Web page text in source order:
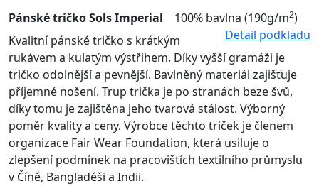
Pánské tričko Sols Imperial 100% bavlna (190g/m2)
Detail podkladu
Kvalitní pánské tričko s krátkým
rukávem a kulatým výstřihem. Díky vyšší gramáži je
tričko odolnější a pevnější. Bavlněný materiál zajišťuje
příjemné nošení. Trup trička je po stranách beze švů,
díky tomu je zajištěna jeho tvarová stálost. Výborný
poměr kvality a ceny. Výrobce těchto triček je členem
organizace Fair Wear Foundation, která usiluje o
zlepšení podmínek na pracovištích textilního průmyslu
v Číně, Bangladéši a Indii.